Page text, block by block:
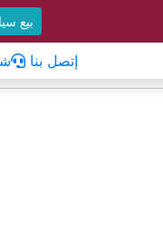
بيع
إتصل بنا